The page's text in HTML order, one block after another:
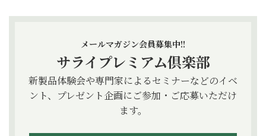
メールマガジン会員募集中!!
サライプレミアム倶楽部
新製品体験会や専門家によるセミナーなどのイベ
ント、プレゼント企画にご参加・ご応募いただけ
ます。